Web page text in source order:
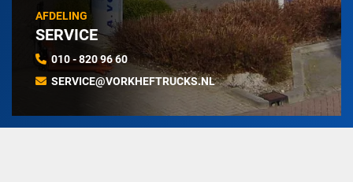
AFDELING
SERVICE
010 - 820 96 60
SERVICE@VORKHEFTRUCKS.NL